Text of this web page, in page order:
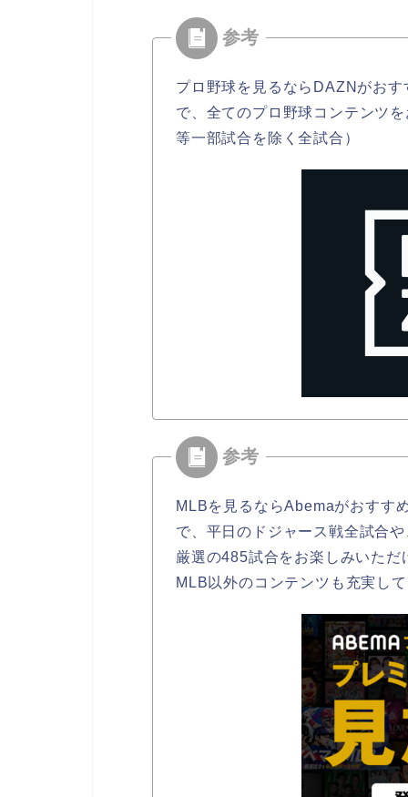
プロ野球を見るならDAZNがおす
で、全てのプロ野球コンテンツ
等一部試合を除く全試合）
MLBを見るならAbemaがおすす
で、平日のドジャース戦全試合
厳選の485試合をお楽しみいただ
MLB以外のコンテンツも充実し